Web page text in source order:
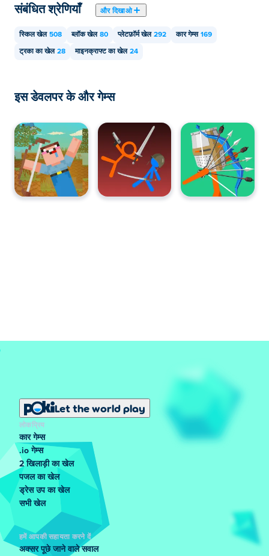
संबंधित श्रेणियाँ और दिखाओ
स्किल खेल 508 ब्लॉक खेल 80 प्लेटफ़ॉर्म खेल 292 कार गेम्स 169
ट्रका का खेल 28 माइनक्राफ्ट का खेल 24
इस डेवलपर के और गेम्स
Let the world play
लोकप्रिय
कार गेम्स
.io गेम्स
2 खिलाड़ी का खेल
पजल का खेल
ड्रेस उप का खेल
सभी खेल
हमें आपकी सहायता करने दें
अक्सर पूछे जाने वाले सवाल